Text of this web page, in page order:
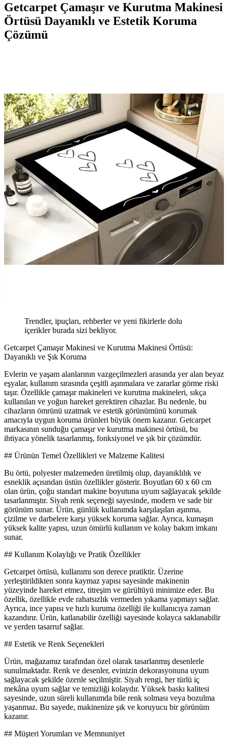
Getcarpet Çamaşır ve Kurutma Makinesi
Örtüsü Dayanıklı ve Estetik Koruma
Çözümü
Trendler, ipuçları, rehberler ve yeni fikirlerle dolu
içerikler burada sizi bekliyor.
Getcarpet Çamaşır Makinesi ve Kurutma Makinesi Örtüsü:
Dayanıklı ve Şık Koruma
Evlerin ve yaşam alanlarının vazgeçilmezleri arasında yer alan beyaz
eşyalar, kullanım sırasında çeşitli aşınmalara ve zararlar görme riski
taşır. Özellikle çamaşır makineleri ve kurutma makineleri, sıkça
kullanılan ve yoğun hareket gerektiren cihazlar. Bu nedenle, bu
cihazların ömrünü uzatmak ve estetik görünümünü korumak
amacıyla uygun koruma ürünleri büyük önem kazanır. Getcarpet
markasının sunduğu çamaşır ve kurutma makinesi örtüsü, bu
ihtiyaca yönelik tasarlanmış, fonksiyonel ve şık bir çözümdür.
## Ürünün Temel Özellikleri ve Malzeme Kalitesi
Bu örtü, polyester malzemeden üretilmiş olup, dayanıklılık ve
esneklik açısından üstün özellikler gösterir. Boyutları 60 x 60 cm
olan ürün, çoğu standart makine boyutuna uyum sağlayacak şekilde
tasarlanmıştır. Siyah renk seçeneği sayesinde, modern ve sade bir
görünüm sunar. Ürün, günlük kullanımda karşılaşılan aşınma,
çizilme ve darbelere karşı yüksek koruma sağlar. Ayrıca, kumaşın
yüksek kalite yapısı, uzun ömürlü kullanım ve kolay bakım imkanı
sunar.
## Kullanım Kolaylığı ve Pratik Özellikler
Getcarpet örtüsü, kullanımı son derece pratiktir. Üzerine
yerleştirildikten sonra kaymaz yapısı sayesinde makinenin
yüzeyinde hareket etmez, titreşim ve gürültüyü minimize eder. Bu
özellik, özellikle evde rahatsızlık vermeden yıkama yapmayı sağlar.
Ayrıca, ince yapısı ve hızlı kuruma özelliği ile kullanıcıya zaman
kazandırır. Ürün, katlanabilir özelliği sayesinde kolayca saklanabilir
ve yerden tasarruf sağlar.
## Estetik ve Renk Seçenekleri
Ürün, mağazamız tarafından özel olarak tasarlanmış desenlerle
sunulmaktadır. Renk ve desenler, evinizin dekorasyonuna uyum
sağlayacak şekilde özenle seçilmiştir. Siyah rengi, her türlü iç
mekâna uyum sağlar ve temizliği kolaydır. Yüksek baskı kalitesi
sayesinde, uzun süreli kullanımda bile renk solması veya bozulma
yaşanmaz. Bu sayede, makinenize şık ve koruyucu bir görünüm
kazanır.
## Müşteri Yorumları ve Memnuniyet